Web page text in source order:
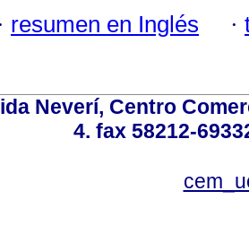
resumen en Inglés ·
Neverí, Centro
4. fax 58212-